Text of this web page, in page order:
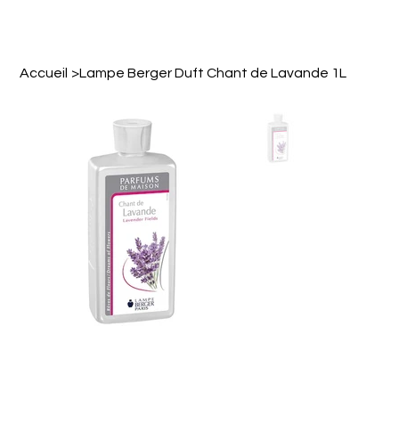
Accueil >Lampe Berger Duft Chant de Lavande 1L